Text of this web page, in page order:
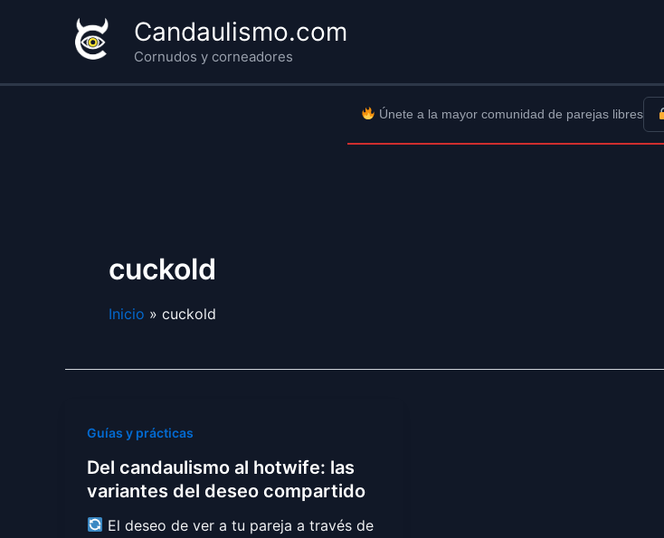
Candaulismo.com
Cornudos y corneadores
Únete a la mayor comunidad de parejas libres
cuckold
Inicio cuckold
Guías y prácticas
Del candaulismo al hotwife: las
variantes del deseo compartido
El deseo de ver a tu pareja a través de